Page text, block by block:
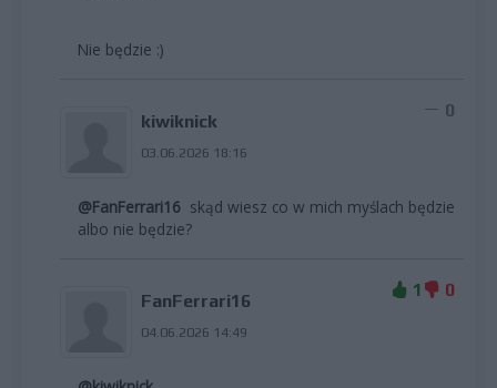
Nie będzie :)
kiwiknick
03.06.2026 18:16
0
@FanFerrari16 skąd wiesz co w mich myślach będzie
albo nie będzie?
FanFerrari16
04.06.2026 14:49
1 0